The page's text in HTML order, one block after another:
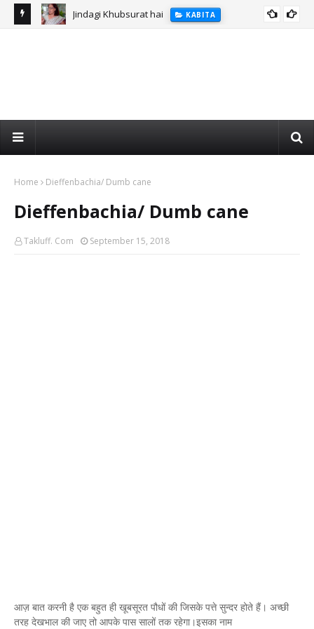
Jindagi Khubsurat hai KABITA
Home Dieffenbachia/ Dumb cane
Dieffenbachia/ Dumb cane
Takluff. Com September 15, 2018
आज़ बात करनी है एक बहुत ही खूबसूरत पौधों की जिसके पत्ते सुन्दर होते हैं। अच्छी
तरह देखभाल की जाए तो आपके पास सालों तक रहेगा।इसका नाम